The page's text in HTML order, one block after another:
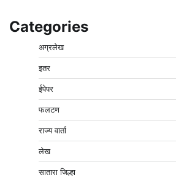
Categories
अग्रलेख
इतर
ईपेपर
फलटण
राज्य वार्ता
लेख
सातारा जिल्हा